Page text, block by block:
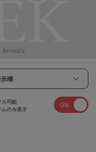
順
ル可能
ムのみ表示
ON